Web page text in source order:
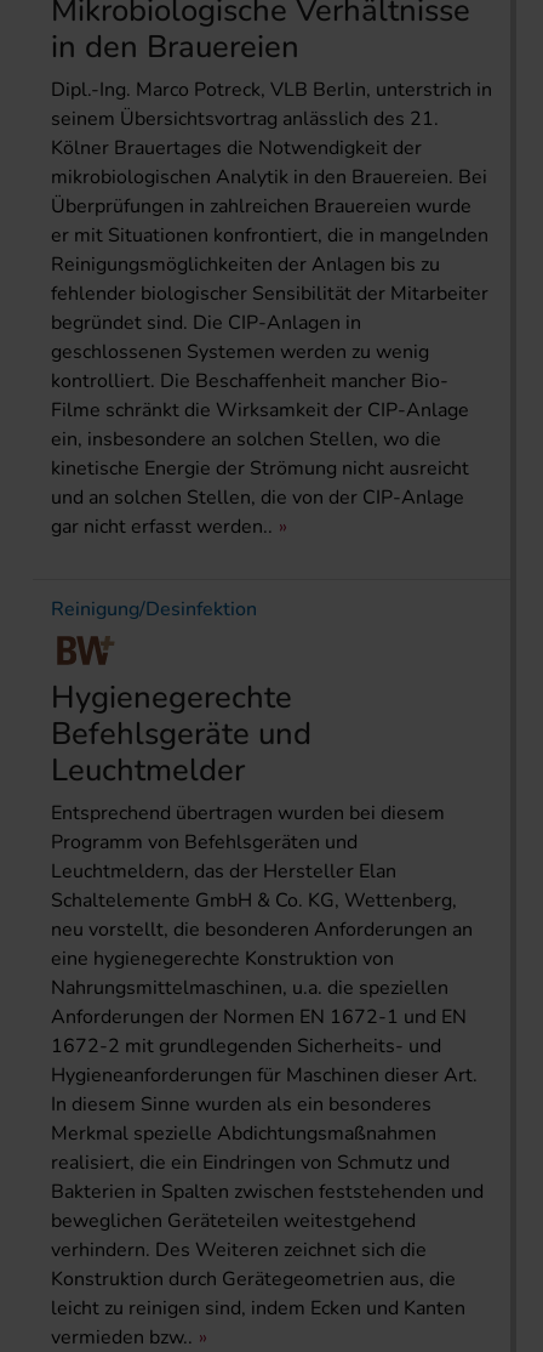
Mikrobiologische Verhältnisse
in den Brauereien
Dipl.-Ing. Marco Potreck, VLB Berlin, unterstrich in
seinem Übersichtsvortrag anlässlich des 21.
Kölner Brauertages die Notwendigkeit der
mikrobiologischen Analytik in den Brauereien. Bei
Überprüfungen in zahlreichen Brauereien wurde
er mit Situationen konfrontiert, die in mangelnden
Reinigungsmöglichkeiten der Anlagen bis zu
fehlender biologischer Sensibilität der Mitarbeiter
begründet sind. Die CIP-Anlagen in
geschlossenen Systemen werden zu wenig
kontrolliert. Die Beschaffenheit mancher Bio-
Filme schränkt die Wirksamkeit der CIP-Anlage
ein, insbesondere an solchen Stellen, wo die
kinetische Energie der Strömung nicht ausreicht
und an solchen Stellen, die von der CIP-Anlage
gar nicht erfasst werden..
Reinigung/Desinfektion
Hygienegerechte
Befehlsgeräte und
Leuchtmelder
Entsprechend übertragen wurden bei diesem
Programm von Befehlsgeräten und
Leuchtmeldern, das der Hersteller Elan
Schaltelemente GmbH & Co. KG, Wettenberg,
neu vorstellt, die besonderen Anforderungen an
eine hygienegerechte Konstruktion von
Nahrungsmittelmaschinen, u.a. die speziellen
Anforderungen der Normen EN 1672-1 und EN
1672-2 mit grundlegenden Sicherheits- und
Hygieneanforderungen für Maschinen dieser Art.
In diesem Sinne wurden als ein besonderes
Merkmal spezielle Abdichtungsmaßnahmen
realisiert, die ein Eindringen von Schmutz und
Bakterien in Spalten zwischen feststehenden und
beweglichen Geräteteilen weitestgehend
verhindern. Des Weiteren zeichnet sich die
Konstruktion durch Gerätegeometrien aus, die
leicht zu reinigen sind, indem Ecken und Kanten
vermieden bzw..